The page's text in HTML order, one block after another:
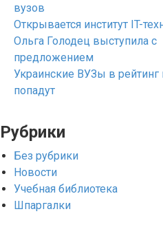
вузов
Открывается институт IT-
Ольга Голодец выступила с
предложением
Украинские ВУЗы в рейтинг
попадут
Рубрики
Без рубрики
Новости
Учебная библиотека
Шпаргалки